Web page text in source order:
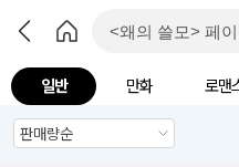
일반 만화 로맨